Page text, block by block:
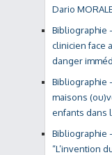
Dario
Bibliographie
clinicien face
danger
Bibliographie
maisons
enfants dans
Bibliographie
“L’invention